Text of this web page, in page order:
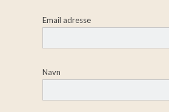
Email adresse
Navn